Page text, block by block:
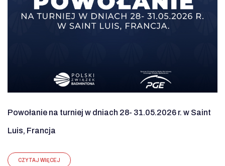
Powołanie na turniej w dniach 28- 31.05.2026 r. w Saint
Luis, Francja
CZYTAJ WIĘCEJ